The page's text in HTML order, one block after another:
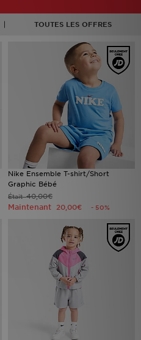
TOUTES LES OFFRES
Nike Ensemble T-shirt/Short
Graphic Bébé
Était40,00€
Maintenant 20,00€ - 50%